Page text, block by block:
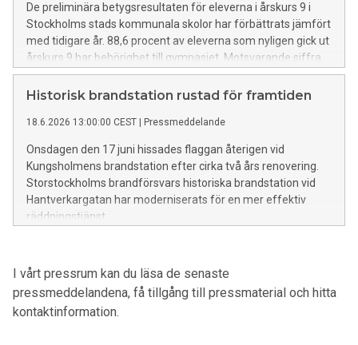
De preliminära betygsresultaten för eleverna i årskurs 9 i
Stockholms stads kommunala skolor har förbättrats jämfört
med tidigare år. 88,6 procent av eleverna som nyligen gick ut
årskurs 9 har behörighet till gymnasiet. Motsvarande siffra
vid samma tid förra året var 87,3 procent. Behörigheten har
inte varit så här hög sedan nuvarande betygssystem
Historisk brandstation rustad för framtiden
18.6.2026 13:00:00 CEST Pressmeddelande
Onsdagen den 17 juni hissades flaggan återigen vid
Kungsholmens brandstation efter cirka två års renovering.
Storstockholms brandförsvars historiska brandstation vid
Hantverkargatan har moderniserats för en mer effektiv
räddningstjänst.
I vårt pressrum kan du läsa de senaste
pressmeddelandena, få tillgång till pressmaterial och hitta
kontaktinformation.